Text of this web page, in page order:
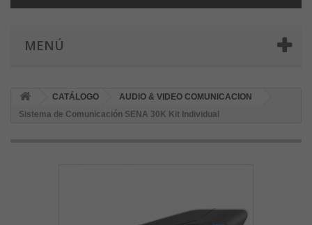
MENÚ
CATÁLOGO
AUDIO & VIDEO COMUNICACION
Sistema de Comunicación SENA 30K Kit Individual